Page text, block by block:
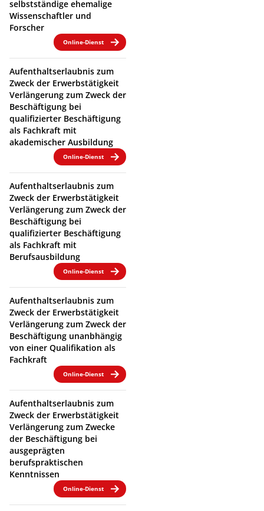
selbstständige ehemalige
Wissenschaftler und
Forscher
Online-Dienst
Aufenthaltserlaubnis zum
Zweck der Erwerbstätigkeit
Verlängerung zum Zweck der
Beschäftigung bei
qualifizierter Beschäftigung
als Fachkraft mit
akademischer Ausbildung
Online-Dienst
Aufenthaltserlaubnis zum
Zweck der Erwerbstätigkeit
Verlängerung zum Zweck der
Beschäftigung bei
qualifizierter Beschäftigung
als Fachkraft mit
Berufsausbildung
Online-Dienst
Aufenthaltserlaubnis zum
Zweck der Erwerbstätigkeit
Verlängerung zum Zweck der
Beschäftigung unanbhängig
von einer Qualifikation als
Fachkraft
Online-Dienst
Aufenthaltserlaubnis zum
Zweck der Erwerbstätigkeit
Verlängerung zum Zwecke
der Beschäftigung bei
ausgeprägten
berufspraktischen
Kenntnissen
Online-Dienst